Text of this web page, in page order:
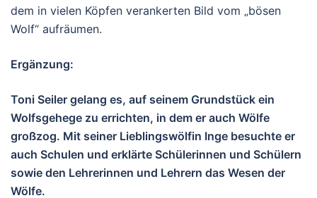
dem in vielen Köpfen verankerten Bild vom „bösen
Wolf“ aufräumen.
Ergänzung:
Toni Seiler gelang es, auf seinem Grundstück ein
Wolfsgehege zu errichten, in dem er auch Wölfe
großzog. Mit seiner Lieblingswölfin Inge besuchte er
auch Schulen und erklärte Schülerinnen und Schülern
sowie den Lehrerinnen und Lehrern das Wesen der
Wölfe.